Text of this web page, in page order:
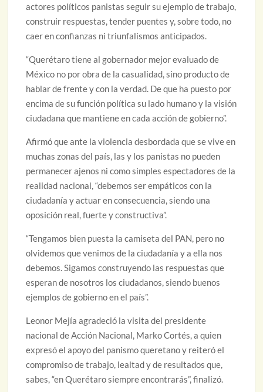
actores políticos panistas seguir su ejemplo de trabajo,
construir respuestas, tender puentes y, sobre todo, no
caer en confianzas ni triunfalismos anticipados.
“Querétaro tiene al gobernador mejor evaluado de
México no por obra de la casualidad, sino producto de
hablar de frente y con la verdad. De que ha puesto por
encima de su función política su lado humano y la visión
ciudadana que mantiene en cada acción de gobierno”.
Afirmó que ante la violencia desbordada que se vive en
muchas zonas del país, las y los panistas no pueden
permanecer ajenos ni como simples espectadores de la
realidad nacional, “debemos ser empáticos con la
ciudadanía y actuar en consecuencia, siendo una
oposición real, fuerte y constructiva”.
“Tengamos bien puesta la camiseta del PAN, pero no
olvidemos que venimos de la ciudadanía y a ella nos
debemos. Sigamos construyendo las respuestas que
esperan de nosotros los ciudadanos, siendo buenos
ejemplos de gobierno en el país”.
Leonor Mejía agradeció la visita del presidente
nacional de Acción Nacional, Marko Cortés, a quien
expresó el apoyo del panismo queretano y reiteró el
compromiso de trabajo, lealtad y de resultados que,
sabes, “en Querétaro siempre encontrarás”, finalizó.